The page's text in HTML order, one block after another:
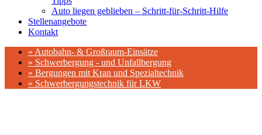
Auto liegen geblieben – Schritt-für-Schritt-Hilfe
Stellenangebote
Kontakt
» Autobahn- & Großraum-Einsätze
» Schwerbergung - und Unfallbergung
» Bergungen mit Kran und Spezialtechnik
» Schwerbergungstechnik für LKW